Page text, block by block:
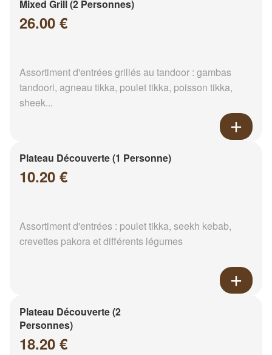
Mixed Grill (2 Personnes)
26.00 €
Assortiment d'entrées grillés au tandoor : gambas
tandoori, agneau tikka, poulet tikka, poisson tikka,
sheek...
Plateau Découverte (1 Personne)
10.20 €
Assortiment d'entrées : poulet tikka, seekh kebab,
crevettes pakora et différents légumes
Plateau Découverte (2
Personnes)
18.20 €